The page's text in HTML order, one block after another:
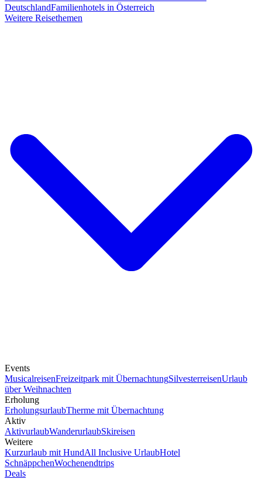
DeutschlandFamilienhotels in Österreich
Weitere Reisethemen
Events
MusicalreisenFreizeitpark mit ÜbernachtungSilvesterreisenUrlaub
über Weihnachten
Erholung
ErholungsurlaubTherme mit Übernachtung
Aktiv
AktivurlaubWanderurlaubSkireisen
Weitere
Kurzurlaub mit HundAll Inclusive UrlaubHotel
SchnäppchenWochenendtrips
Deals